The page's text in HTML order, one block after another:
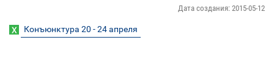
Дата создания: 2015-05-12
Конъюнктура 20 - 24 апреля